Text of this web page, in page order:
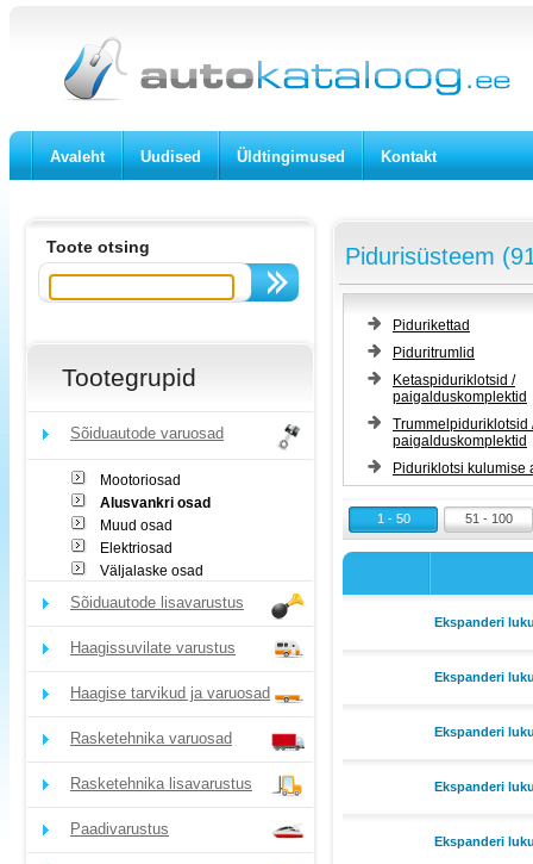
Avaleht Uudised Üldtingimused Kontakt
Toote otsing
Tootegrupid
Sõiduautode varuosad
Mootoriosad
Alusvankri osad
Muud osad
Elektriosad
Väljalaske osad
Sõiduautode lisavarustus
Haagissuvilate varustus
Haagise tarvikud ja varuosad
Rasketehnika varuosad
Rasketehnika lisavarustus
Paadivarustus
Pidurisüsteem
Pidurikettad
Piduritrumlid
Ketaspiduriklotsid /
paigalduskomplektid
Trummelpiduriklotsid
paigalduskomplektid
Piduriklotsi kulumise
1 - 50 51 - 100
Ekspanderi
Ekspanderi
Ekspanderi
Ekspanderi
Ekspanderi